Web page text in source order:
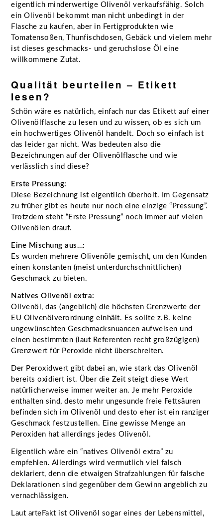
eigentlich minderwertige Olivenöl verkaufsfähig. Solch
ein Olivenöl bekommt man nicht unbedingt in der
Flasche zu kaufen, aber in Fertigprodukten wie
Tomatensoßen, Thunfischdosen, Gebäck und vielem mehr
ist dieses geschmacks- und geruchslose Öl eine
willkommene Zutat.
Qualität beurteilen – Etikett
lesen?
Schön wäre es natürlich, einfach nur das Etikett auf einer
Olivenölflasche zu lesen und zu wissen, ob es sich um
ein hochwertiges Olivenöl handelt. Doch so einfach ist
das leider gar nicht. Was bedeuten also die
Bezeichnungen auf der Olivenölflasche und wie
verlässlich sind diese?
Erste Pressung:
Diese Bezeichnung ist eigentlich überholt. Im Gegensatz
zu früher gibt es heute nur noch eine einzige “Pressung”.
Trotzdem steht “Erste Pressung” noch immer auf vielen
Olivenölen drauf.
Eine Mischung aus…:
Es wurden mehrere Olivenöle gemischt, um den Kunden
einen konstanten (meist unterdurchschnittlichen)
Geschmack zu bieten.
Natives Olivenöl extra:
Olivenöl, das (angeblich) die höchsten Grenzwerte der
EU Olivenölverordnung einhält. Es sollte z.B. keine
ungewünschten Geschmacksnuancen aufweisen und
einen bestimmten (laut Referenten recht großzügigen)
Grenzwert für Peroxide nicht überschreiten.
Der Peroxidwert gibt dabei an, wie stark das Olivenöl
bereits oxidiert ist. Über die Zeit steigt diese Wert
natürlicherweise immer weiter an. Je mehr Peroxide
enthalten sind, desto mehr ungesunde freie Fettsäuren
befinden sich im Olivenöl und desto eher ist ein ranziger
Geschmack festzustellen. Eine gewisse Menge an
Peroxiden hat allerdings jedes Olivenöl.
Eigentlich wäre ein “natives Olivenöl extra” zu
empfehlen. Allerdings wird vermutlich viel falsch
deklariert, denn die etwaigen Strafzahlungen für falsche
Deklarationen sind gegenüber dem Gewinn angeblich zu
vernachlässigen.
Laut arteFakt ist Olivenöl sogar eines der Lebensmittel,